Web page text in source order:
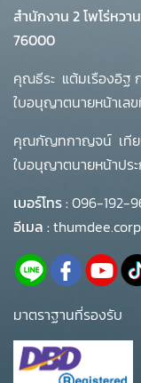
สำนักงาน 2 โพโร่หวาน
76000
คุณธีระ แต้มเรืองอิฐ
ใบอนุญาตนายหน้าเล
คุณกัญทกาญจน์ เทีย
ใบอนุญาตนายหน้าปร
เบอร์โทร :096-192-
อีเมล :
มาตราฐานที่รองรับ